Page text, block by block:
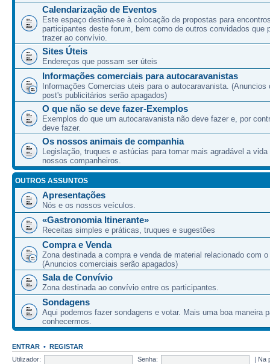
Calendarização de Eventos
Este espaço destina-se à colocação de propostas para
participantes deste forum, bem como de outros convidados que
trazer ao convívio.
Sites Úteis
Endereços que possam ser úteis
Informações comerciais para autocaravanistas
Informações Comercias uteis para o autocaravanista. (Anuncios
post's publicitários serão apagados)
O que não se deve fazer-Exemplos
Exemplos do que um autocaravanista não deve fazer e, por
deve fazer.
Os nossos animais de companhia
Legislação, truques e astúcias para tornar mais agradável a vida
nossos companheiros.
OUTROS ASSUNTOS
Apresentações
Nós e os nossos veículos.
«Gastronomia Itinerante»
Receitas simples e práticas, truques e sugestões
Compra e Venda
Zona destinada a compra e venda de material relacionado com
(Anuncios comerciais serão apagados)
Sala de Convívio
Zona destinada ao convívio entre os participantes.
Sondagens
Aqui podemos fazer sondagens e votar. Mais uma boa maneira
conhecermos.
ENTRAR • REGISTAR
Utilizador:
Senha: Na